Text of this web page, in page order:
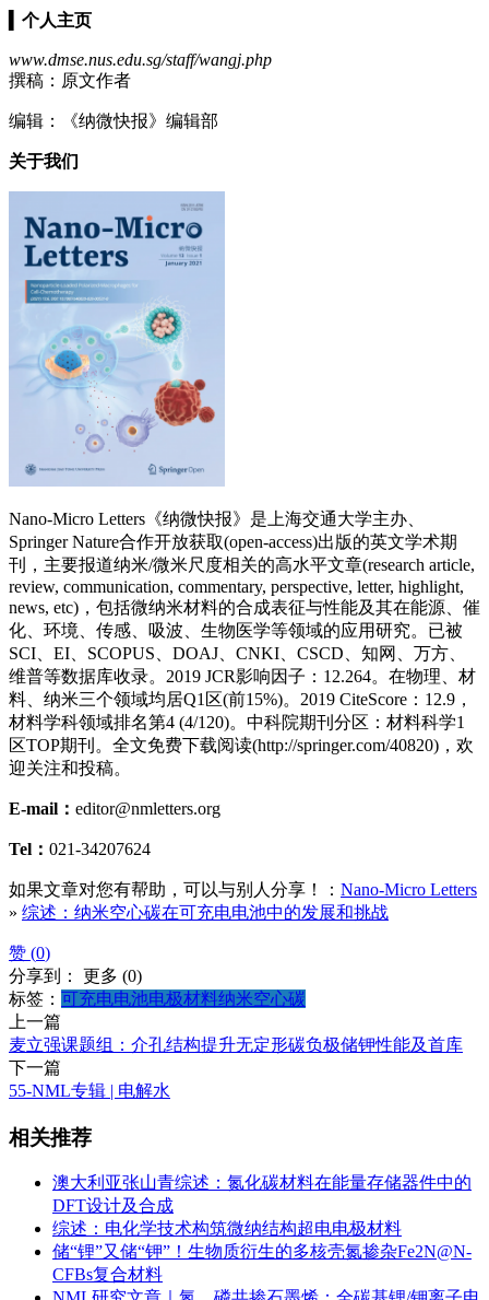
个人主页
www.dmse.nus.edu.sg/staff/wangj.php
撰稿：原文作者
编辑：《纳微快报》编辑部
关于我们
Nano-Micro Letters《纳微快报》是上海交通大学主办、
Springer Nature合作开放获取(open-access)出版的英文学术期
刊，主要报道纳米/微米尺度相关的高水平文章(research article,
review, communication, commentary, perspective, letter, highlight,
news, etc)，包括微纳米材料的合成表征与性能及其在能源、催
化、环境、传感、吸波、生物医学等领域的应用研究。已被
SCI、EI、SCOPUS、DOAJ、CNKI、CSCD、知网、万方、
维普等数据库收录。2019 JCR影响因子：12.264。在物理、材
料、纳米三个领域均居Q1区(前15%)。2019 CiteScore：12.9，
材料学科领域排名第4 (4/120)。中科院期刊分区：材料科学1
区TOP期刊。全文免费下载阅读(http://springer.com/40820)，欢
迎关注和投稿。
E-mail： editor@nmletters.org
Tel： 021-34207624
如果文章对您有帮助，可以与别人分享！： Nano-Micro Letters
» 综述：纳米空心碳在可充电电池中的发展和挑战
赞 (0)
分享到： 更多 (0)
标签： 可充电电池电极材料纳米空心碳
上一篇
麦立强课题组：介孔结构提升无定形碳负极储钾性能及首库
下一篇
55-NML专辑 | 电解水
相关推荐
澳大利亚张山青综述：氮化碳材料在能量存储器件中的
DFT设计及合成
综述：电化学技术构筑微纳结构超电电极材料
储“锂”又储“钾”！生物质衍生的多核壳氮掺杂Fe2N@N-
CFBs复合材料